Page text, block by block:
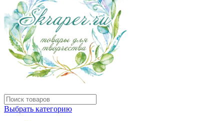
Выбрать категорию